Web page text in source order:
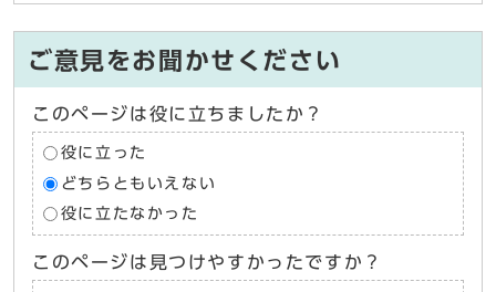
ご意見をお聞かせください
このページは役に立ちましたか？
役に立った
どちらともいえない
役に立たなかった
このページは見つけやすかったですか？